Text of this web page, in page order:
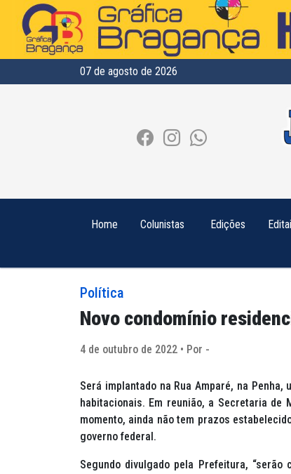
07 de agosto de 2026
Home Colunistas Edições
Política
Novo condomínio
4 de outubro de 2022 • Por -
Será implantado na Rua Amparé, na
habitacionais. Em reunião, a Secretaria de
momento, ainda não tem prazos
governo federal.
Segundo divulgado pela Prefeitura,